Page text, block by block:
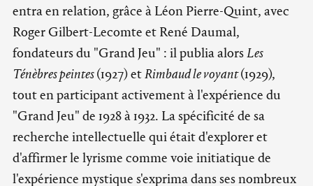
entra en relation, grâce à Léon Pierre-Quint, avec
Roger Gilbert-Lecomte et René Daumal,
fondateurs du "Grand Jeu" : il publia alorsLes
Ténèbres peintes(1927) etRimbaud le voyant(1929),
tout en participant activement à l'expérience du
"Grand Jeu" de 1928 à 1932. La spécificité de sa
recherche intellectuelle qui était d'explorer et
d'affirmer le lyrisme comme voie initiatique de
l'expérience mystique s'exprima dans ses nombreux